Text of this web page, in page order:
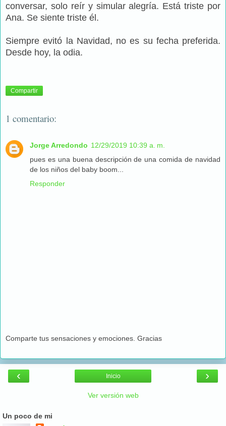
conversar, solo reír y simular alegría. Está triste por
Ana. Se siente triste él.
Siempre evitó la Navidad, no es su fecha preferida.
Desde hoy, la odia.
Compartir
1 comentario:
Jorge Arredondo 12/29/2019 10:39 a. m.
pues es una buena descripción de una comida de navidad
de los niños del baby boom...
Responder
Comparte tus sensaciones y emociones. Gracias
‹ ›
Inicio
Ver versión web
Un poco de mi